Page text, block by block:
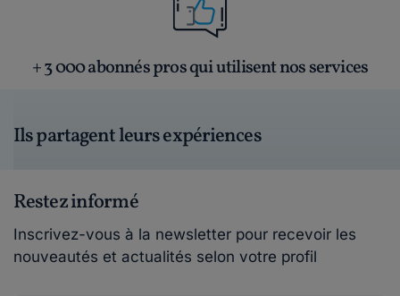
+ 3 000 abonnés pros qui utilisent nos services
Ils partagent leurs expériences
Restez informé
Inscrivez-vous à la newsletter pour recevoir les
nouveautés et actualités selon votre profil